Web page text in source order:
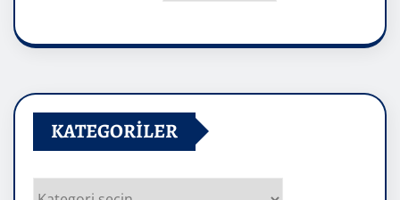
KATEGORILER
Kategoriler